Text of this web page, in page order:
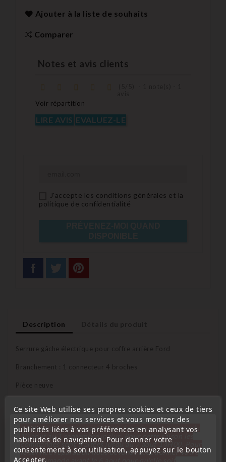
Ajouter à la liste de souhaits
Comparer
Notes et avis clients
Voir répartition
LIRE AVIS EVALUEZ-LE
J'accepte les conditions générales et la
politique de confidentialité
Description
Serrure gâche électrique pour coffre arrière Ford
Branchement : 1 connecteur 4 broches
Pièce neuve
Affectation véhicule :
Fiesta MK6 de 2008 à 2012
Ce site Web utilise ses propres cookies et ceux de tiers
pour améliorer nos services et vous montrer des
publicités liées à vos préférences en analysant vos
habitudes de navigation. Pour donner votre
consentement à son utilisation, appuyez sur le bouton
Accepter.
« Attention, notre société sera fermée pour congés du
10 aout au 1 septembre inclus. Pour cette raison les
commandes sont traitées jusqu'au 7 aout 14H00. Pour
le service réparation nous devons réceptionner votre
télécommande avant le 6 aout pour qu'elle soit